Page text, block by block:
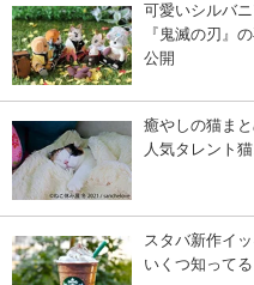
可愛いシルバ
『鬼滅の刃』
公開
癒やしの猫ま
人気タレント
スタバ新作イッ
いくつ知って